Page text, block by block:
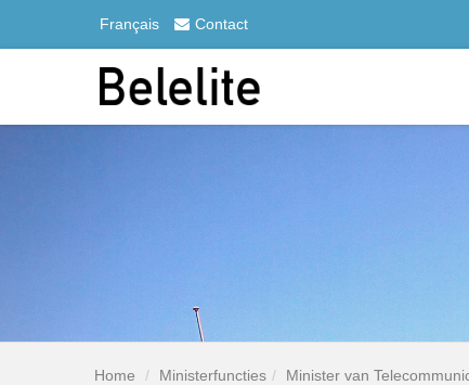
Français Contact
Home Ministerfuncties Minister van